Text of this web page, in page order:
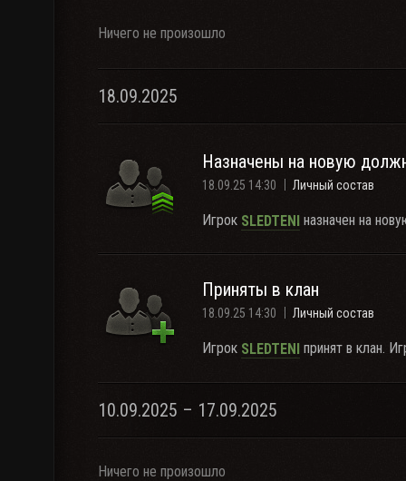
Ничего не произошло
18.09.2025
Назначены на новую
18.09.25 14:30 Личный состав
Игрок SLEDTENI назначен на
Приняты в клан
18.09.25 14:30 Личный состав
Игрок SLEDTENI принят в клан.
10.09.2025 – 17.09.2025
Ничего не произошло